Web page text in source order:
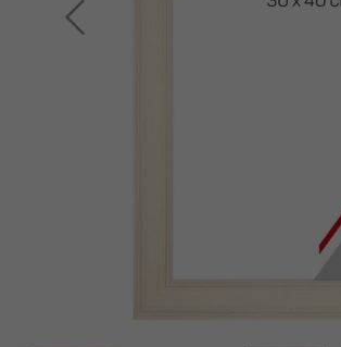
Terug